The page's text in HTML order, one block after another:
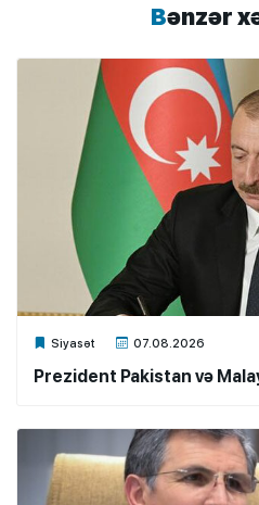
Bənzər
Siyasət 07.08.2026
Xalq.Online
Prezident Pakistan və